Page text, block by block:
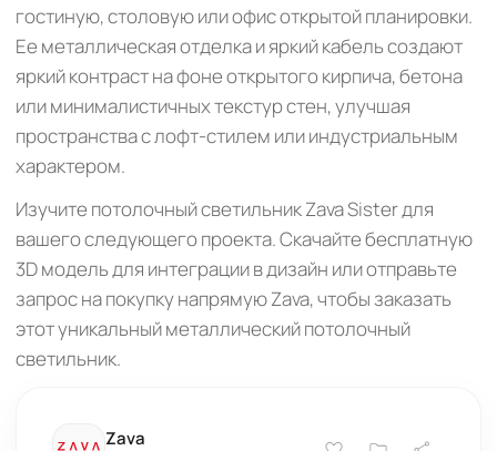
гостиную, столовую или офис открытой планировки.
Ее металлическая отделка и яркий кабель создают
яркий контраст на фоне открытого кирпича, бетона
или минималистичных текстур стен, улучшая
пространства с лофт-стилем или индустриальным
характером.
Изучите потолочный светильник Zava Sister для
вашего следующего проекта. Скачайте бесплатную
3D модель для интеграции в дизайн или отправьте
запрос на покупку напрямую Zava, чтобы заказать
этот уникальный металлический потолочный
светильник.
Zava